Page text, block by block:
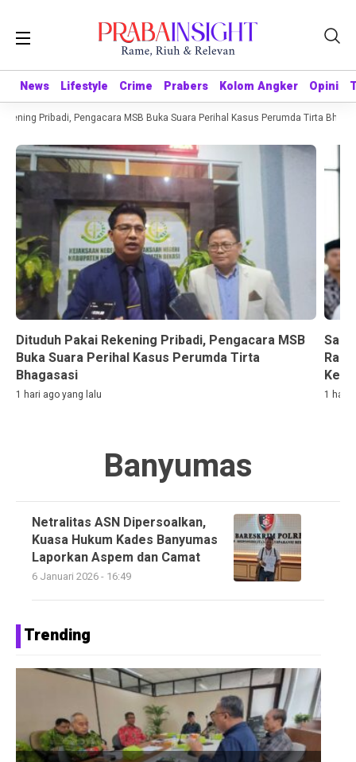
News Lifestyle Crime Prabers Kolom Angker Opini
News Lifestyle Crime Prabers Kolom Angker Opini
Pribadi, Pengacara MSB Buka Suara Perihal Kasus Perumda Tirta
Dituduh Pakai Rekening Pribadi, Pengacara MSB
Buka Suara Perihal Kasus Perumda Tirta
Bhagasasi
1 hari ago yang lalu 1 hari
Banyumas
Netralitas ASN Dipersoalkan,
Kuasa Hukum Kades Banyumas
Laporkan Aspem dan Camat
6 Januari 2026 - 16:49
Trending